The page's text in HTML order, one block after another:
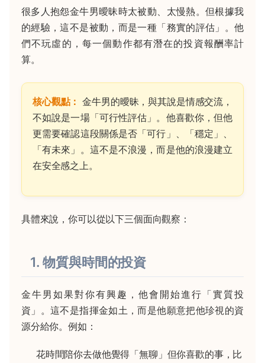
很多人抱怨金牛男曖昧時太被動、太慢熱。但根據我
的經驗，這不是被動，而是一種「務實的評估」。他
們不玩虛的，每一個動作都有潛在的投資報酬率計
算。
核心觀點： 金牛男的曖昧，與其說是情感交流，
不如說是一場「可行性評估」。他喜歡你，但他
更需要確認這段關係是否「可行」、「穩定」、
「有未來」。這不是不浪漫，而是他的浪漫建立
在安全感之上。
具體來說，你可以從以下三個面向觀察：
1. 物質與時間的投資
金牛男如果對你有興趣，他會開始進行「實質投
資」。這不是指揮金如土，而是他願意把他珍視的資
源分給你。例如：
花時間陪你去做他覺得「無聊」但你喜歡的事，比